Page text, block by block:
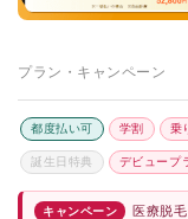
メンズリゼ銀座
メンズブランクリ
新橋銀座スウィフ
アテナクリニック
アーツ銀座クリニ
プラン・キャンペーン
都度払い可 学割 乗
誕生日特典 デビュープ
キャンペーン
医療脱